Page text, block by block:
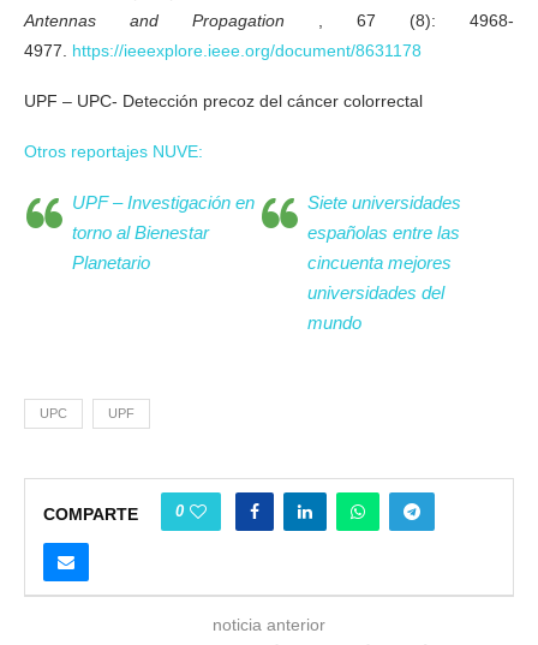
Antennas and Propagation , 67 (8): 4968-
4977. https://ieeexplore.ieee.org/document/8631178
UPF – UPC- Detección precoz del cáncer colorrectal
Otros reportajes NUVE:
UPF – Investigación en
torno al Bienestar
Planetario
Siete universidades
españolas entre las
cincuenta mejores
universidades del
mundo
UPC UPF
COMPARTE 0
noticia anterior